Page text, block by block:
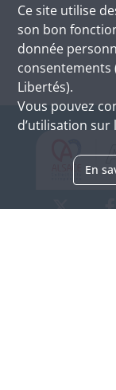
Ce site utilise
son bon
donnée
consentements
Libertés).
Vous pouvez
d’utilisation sur
En